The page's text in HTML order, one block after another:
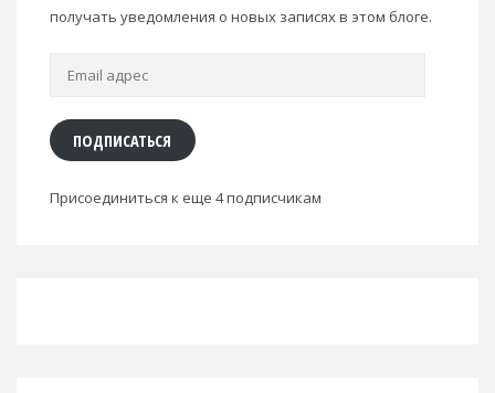
получать уведомления о новых записях в этом блоге.
Email
ПОДПИСАТЬСЯ
Присоединиться к еще 4 подписчикам